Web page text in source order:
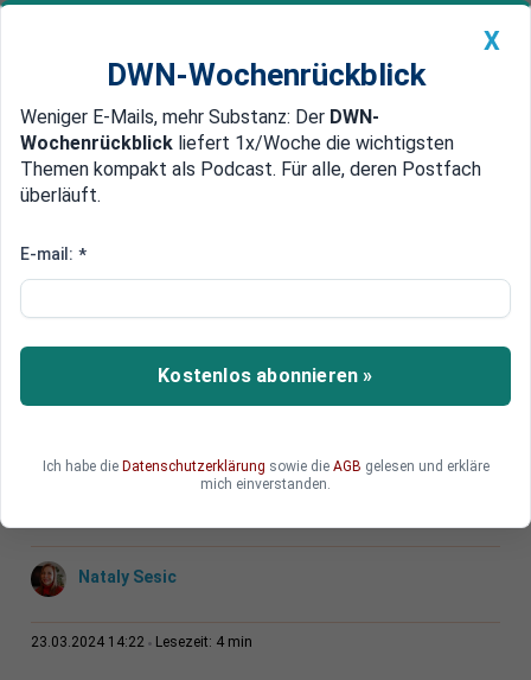
Newsticker MEIN DWN: Geldanlage Premium
Edelmetalle DWN-Magazin China
Leerstand in Deutschland:
versteckten Chancen
Mit 1,7 Millionen leeren Wohnungen kämpft
Deutschland gegen die Wohnungsnot. Erfahren
die Politik eingreift.
Nataly Sesic
23.03.2024 14:22 Lesezeit: 4 min
X
DWN-Wochenrückblick
Weniger E-Mails, mehr Substanz: Der DWN-
Wochenrückblick liefert 1x/Woche die wichtigsten
Themen kompakt als Podcast. Für alle, deren Postfach
überläuft.
E-mail: *
Kostenlos abonnieren »
Ich habe die Datenschutzerklärung sowie die AGB gelesen und erkläre
mich einverstanden.